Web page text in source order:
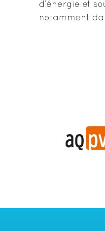
d’énergie et
notamment